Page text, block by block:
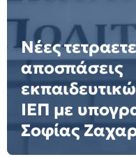
Νέες
αποσπάσεις
ΙΕΠ με
Σοφίας